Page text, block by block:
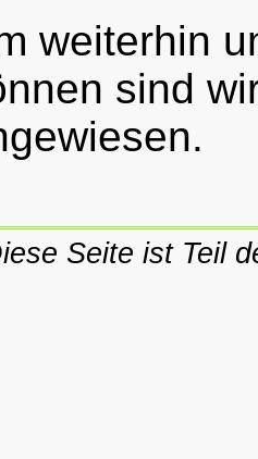
weiterhin
sind
Seite ist Teil